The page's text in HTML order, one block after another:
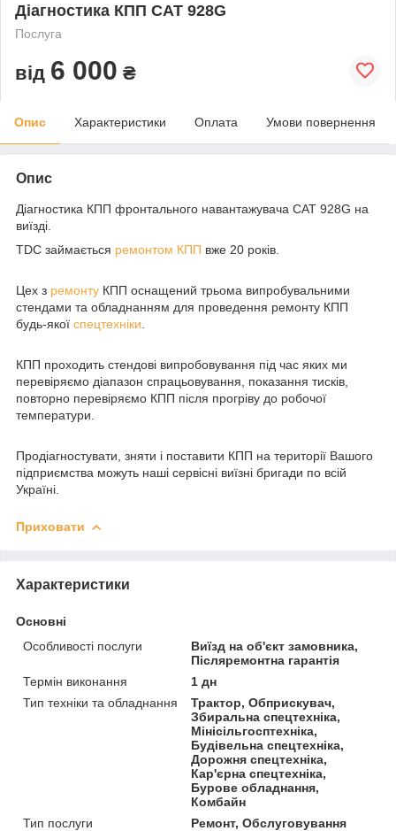
Діагностика КПП САТ 928G
Послуга
від 6 000 ₴
Опис Характеристики Оплата Умови повернення
Опис
Діагностика КПП фронтального навантажувача САТ 928G на
виїзді.
TDC займається ремонтом КПП вже 20 років.
Цех з ремонту КПП оснащений трьома випробувальними
стендами та обладнанням для проведення ремонту КПП
будь-якої спецтехніки
КПП проходить стендові випробовування під час яких ми
перевіряємо діапазон спрацьовування, показання тисків,
повторно перевіряємо КПП після прогріву до робочої
температури.
Продіагностувати, зняти і поставити КПП на території Вашого
підприємства можуть наші сервісні виїзні бригади по всій
Україні.
Приховати
Характеристики
Основні
Особливості послуги
Виїзд на об'єкт замовника,
Післяремонтна гарантія
Термін виконання
1 дн
Тип техніки та обладнання
Трактор, Обприскувач,
Збиральна спецтехніка,
Мінісільгосптехніка,
Будівельна спецтехніка,
Дорожня спецтехніка,
Кар'єрна спецтехніка,
Бурове обладнання,
Комбайн
Тип послуги
Ремонт, Обслуговування